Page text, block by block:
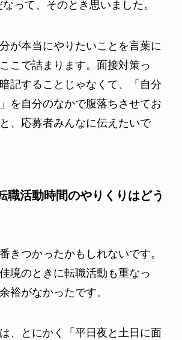
って、そのとき思いました。
が本当にやりたいことを言葉に
こで詰まります。面接対策っ
記することじゃなくて、「自分
を自分のなかで腹落ちさせてお
、応募者みんなに伝えたいで
職活動時間のやりくりはどう
きつかったかもしれないです。
境のときに転職活動も重なっ
裕がなかったです。
、とにかく「平日夜と土日に面